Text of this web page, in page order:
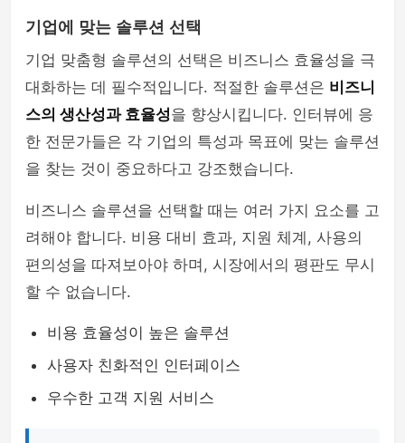
기업에 맞는 솔루션 선택
기업 맞춤형 솔루션의 선택은 비즈니스 효율성을 극
대화하는 데 필수적입니다. 적절한 솔루션은 비즈니
스의 생산성과 효율성을 향상시킵니다. 인터뷰에 응
한 전문가들은 각 기업의 특성과 목표에 맞는 솔루션
을 찾는 것이 중요하다고 강조했습니다.
비즈니스 솔루션을 선택할 때는 여러 가지 요소를 고
려해야 합니다. 비용 대비 효과, 지원 체계, 사용의
편의성을 따져보아야 하며, 시장에서의 평판도 무시
할 수 없습니다.
비용 효율성이 높은 솔루션
사용자 친화적인 인터페이스
우수한 고객 지원 서비스